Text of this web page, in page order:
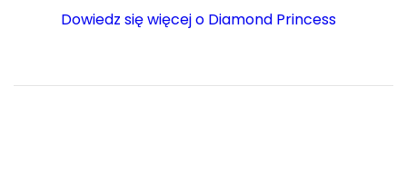
Dowiedz się więcej o Diamond Princess